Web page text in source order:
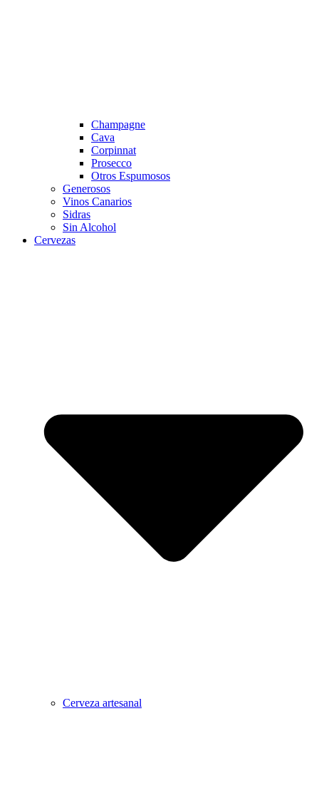
Champagne
Cava
Corpinnat
Prosecco
Otros Espumosos
Generosos
Vinos Canarios
Sidras
Sin Alcohol
Cervezas
Cerveza artesanal